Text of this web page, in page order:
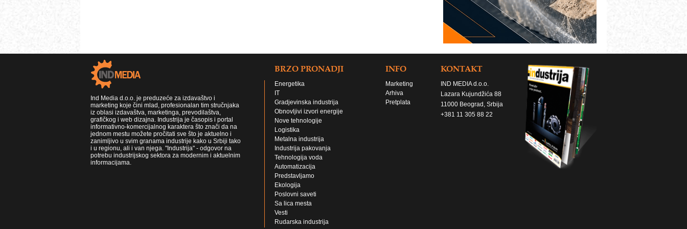
Ind Media d.o.o. je preduzeće za izdavaštvo i
marketing koje čini mlad, profesionalan tim stručnjaka
iz oblasi izdavaštva, marketinga, prevodilaštva,
grafičkog i web dizajna. Industrija je časopis i portal
informativno-komercijalnog karaktera što znači da na
jednom mestu možete pročitati sve što je aktuelno i
zanimljivo u svim granama industrije kako u Srbiji tako
i u regionu, ali i van njega. "Industrija" - odgovor na
potrebu industrijskog sektora za modernim i aktuelnim
informacijama.
BRZO PRONADJI
Energetika
IT
Gradjevinska industrija
Obnovljivi izvori energije
Nove tehnologije
Logistika
Metalna industrija
Industrija pakovanja
Tehnologija voda
Automatizacija
Predstavljamo
Ekologija
Poslovni saveti
Sa lica mesta
Vesti
Rudarska industrija
INFO
Marketing
Arhiva
Pretplata
KONTAKT
IND MEDIA d.o.o.
Lazara Kujundžića 88
11000 Beograd, Srbija
+381 11 305 88 22